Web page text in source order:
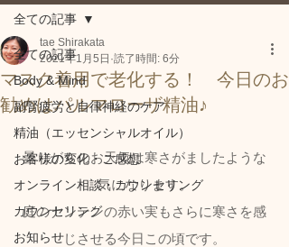
全ての記事
Body & Mind
副腎疲労と自律神経のケア
精油（エッセンシャルオイル）
お客様の変化・ご感想
オンライン相談・カウンセリング
カウンセリング
お知らせ
全ての記事
マスク着用で老化する！ 今日のお
勧めはパルマローザ精油♪
tae Shirakata
2021年1月5日 読了時間: 6分
曇りがちのお天気は寒さがましたような
気になります。
庭のナンテンの赤い実もさらに寒さを感
じさせる今日この頃です。